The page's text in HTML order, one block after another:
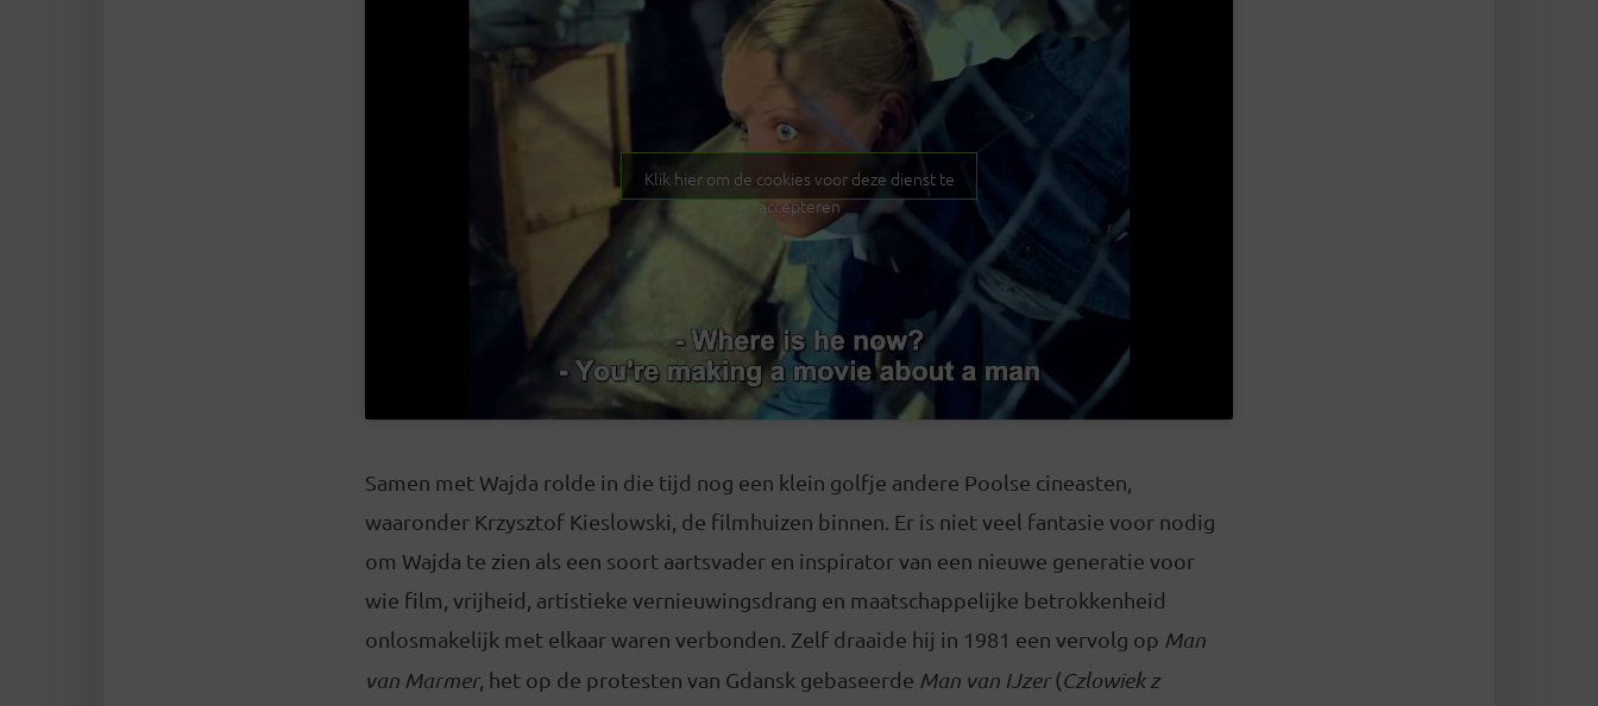
Klik hier om de cookies voor deze dienst te
accepteren
Samen met Wajda rolde in die tijd nog een klein golfje andere Poolse cineasten,
waaronder Krzysztof Kieslowski, de filmhuizen binnen. Er is niet veel fantasie voor nodig
om Wajda te zien als een soort aartsvader en inspirator van een nieuwe generatie voor
wie film, vrijheid, artistieke vernieuwingsdrang en maatschappelijke betrokkenheid
onlosmakelijk met elkaar waren verbonden. Zelf draaide hij in 1981 een vervolg op Man
van Marmer, het op de protesten van Gdansk gebaseerde Man van IJzer(Czlowiek z